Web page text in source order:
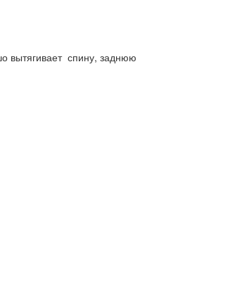
вытягивает спину, заднюю